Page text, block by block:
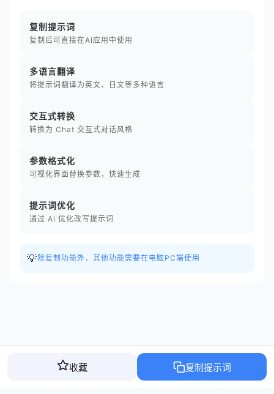
复制提示词
复制后可直接在AI应用中使用
多语言翻译
将提示词翻译为英文、日文等多种语言
交互式转换
转换为 Chat 交互式对话风格
参数格式化
可视化界面替换参数，快速生成
提示词优化
通过 AI 优化改写提示词
💡 除复制功能外，其他功能需要在电脑PC端使用
收藏 复制提示词